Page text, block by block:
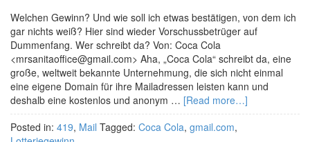
Welchen Gewinn? Und wie soll ich etwas bestätigen, von dem ich
gar nichts weiß? Hier sind wieder Vorschussbetrüger auf
Dummenfang. Wer schreibt da? Von: Coca Cola
<mrsanitaoffice@gmail.com> Aha, „Coca Cola“ schreibt da, eine
große, weltweit bekannte Unternehmung, die sich nicht einmal
eine eigene Domain für ihre Mailadressen leisten kann und
deshalb eine kostenlos und anonym … [Read more…]
Posted in: 419, Mail Tagged: Coca Cola, gmail.com,